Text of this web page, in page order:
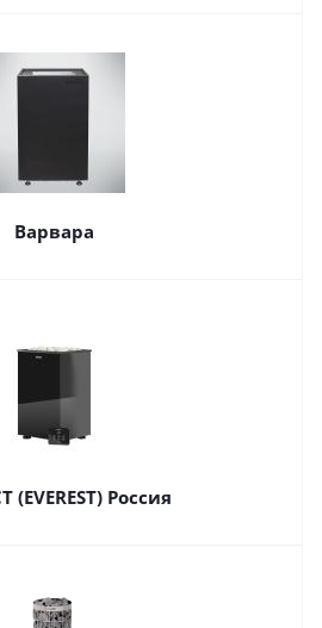
Варвара
(EVEREST) Россия